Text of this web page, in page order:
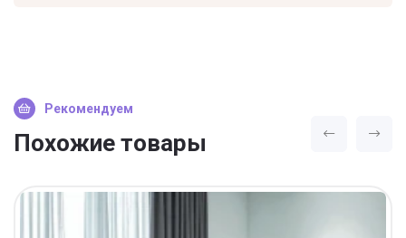
Рекомендуем
Похожие товары